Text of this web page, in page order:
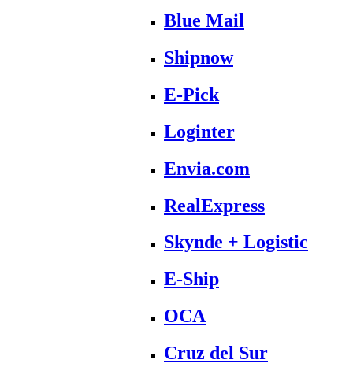
Blue Mail
Shipnow
E-Pick
Loginter
Envia.com
RealExpress
Skynde + Logistic
E-Ship
OCA
Cruz del Sur